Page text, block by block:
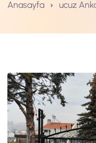
Anasayfa ucuz